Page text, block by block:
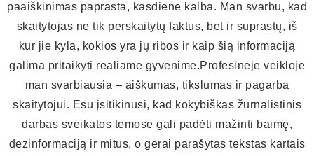
paaiškinimas paprasta, kasdiene kalba. Man svarbu, kad
skaitytojas ne tik perskaitytų faktus, bet ir suprastų, iš
kur jie kyla, kokios yra jų ribos ir kaip šią informaciją
galima pritaikyti realiame gyvenime.Profesinėje veikloje
man svarbiausia – aiškumas, tikslumas ir pagarba
skaitytojui. Esu įsitikinusi, kad kokybiškas žurnalistinis
darbas sveikatos temose gali padėti mažinti baimę,
dezinformaciją ir mitus, o gerai parašytas tekstas kartais